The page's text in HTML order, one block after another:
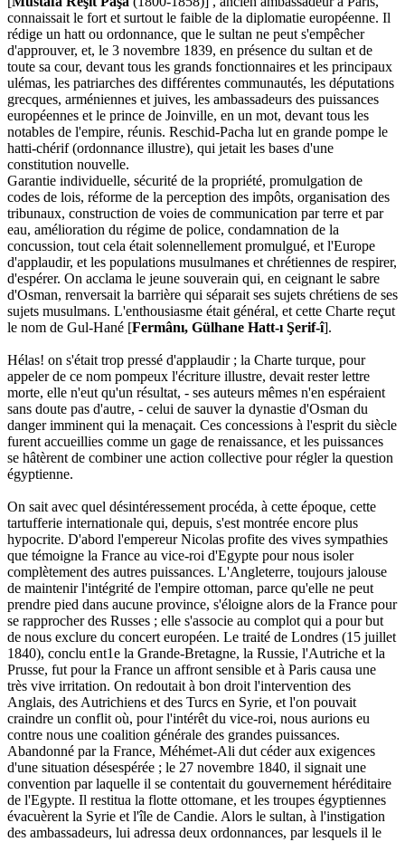
connaissait le fort et surtout le faible de la diplomatie européenne. Il
rédige un hatt ou ordonnance, que le sultan ne peut s'empêcher
d'approuver, et, le 3 novembre 1839, en présence du sultan et de
toute sa cour, devant tous les grands fonctionnaires et les principaux
ulémas, les patriarches des différentes communautés, les députations
grecques, arméniennes et juives, les ambassadeurs des puissances
européennes et le prince de Joinville, en un mot, devant tous les
notables de l'empire, réunis. Reschid-Pacha lut en grande pompe le
hatti-chérif (ordonnance illustre), qui jetait les bases d'une
constitution nouvelle.
Garantie individuelle, sécurité de la propriété, promulgation de
codes de lois, réforme de la perception des impôts, organisation des
tribunaux, construction de voies de communication par terre et par
eau, amélioration du régime de police, condamnation de la
concussion, tout cela était solennellement promulgué, et l'Europe
d'applaudir, et les populations musulmanes et chrétiennes de respirer,
d'espérer. On acclama le jeune souverain qui, en ceignant le sabre
d'Osman, renversait la barrière qui séparait ses sujets chrétiens de ses
sujets musulmans. L'enthousiasme était général, et cette Charte reçut
le nom de Gul-Hané [Fermânı, Gülhane Hatt-ı Şerif-î].
Hélas! on s'était trop pressé d'applaudir ; la Charte turque, pour
appeler de ce nom pompeux l'écriture illustre, devait rester lettre
morte, elle n'eut qu'un résultat, - ses auteurs mêmes n'en espéraient
sans doute pas d'autre, - celui de sauver la dynastie d'Osman du
danger imminent qui la menaçait. Ces concessions à l'esprit du siècle
furent accueillies comme un gage de renaissance, et les puissances
se hâtèrent de combiner une action collective pour régler la question
égyptienne.
On sait avec quel désintéressement procéda, à cette époque, cette
tartufferie internationale qui, depuis, s'est montrée encore plus
hypocrite. D'abord l'empereur Nicolas profite des vives sympathies
que témoigne la France au vice-roi d'Egypte pour nous isoler
complètement des autres puissances. L'Angleterre, toujours jalouse
de maintenir l'intégrité de l'empire ottoman, parce qu'elle ne peut
prendre pied dans aucune province, s'éloigne alors de la France pour
se rapprocher des Russes ; elle s'associe au complot qui a pour but
de nous exclure du concert européen. Le traité de Londres (15 juillet
1840), conclu ent1e la Grande-Bretagne, la Russie, l'Autriche et la
Prusse, fut pour la France un affront sensible et à Paris causa une
très vive irritation. On redoutait à bon droit l'intervention des
Anglais, des Autrichiens et des Turcs en Syrie, et l'on pouvait
craindre un conflit où, pour l'intérêt du vice-roi, nous aurions eu
contre nous une coalition générale des grandes puissances.
Abandonné par la France, Méhémet-Ali dut céder aux exigences
d'une situation désespérée ; le 27 novembre 1840, il signait une
convention par laquelle il se contentait du gouvernement héréditaire
de l'Egypte. Il restitua la flotte ottomane, et les troupes égyptiennes
évacuèrent la Syrie et l'île de Candie. Alors le sultan, à l'instigation
des ambassadeurs, lui adressa deux ordonnances, par lesquels il le